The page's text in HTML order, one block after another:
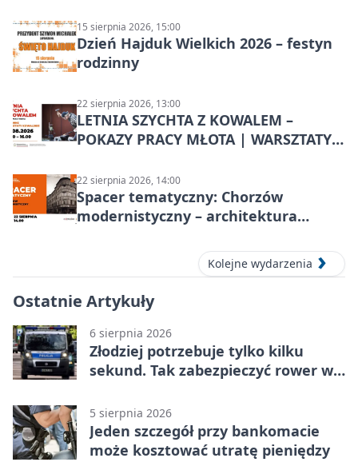
15 sierpnia 2026, 15:00
Dzień Hajduk Wielkich 2026 – festyn
rodzinny
22 sierpnia 2026, 13:00
LETNIA SZYCHTA Z KOWALEM –
POKAZY PRACY MŁOTA | WARSZTATY
22 sierpnia 2026, 14:00
Spacer tematyczny: Chorzów
modernistyczny – architektura
Kolejne wydarzenia
Ostatnie Artykuły
6 sierpnia 2026
Złodziej potrzebuje tylko kilku
sekund. Tak zabezpieczyć rower w
5 sierpnia 2026
Jeden szczegół przy bankomacie
może kosztować utratę pieniędzy